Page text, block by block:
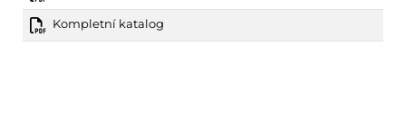
Kompletní katalog